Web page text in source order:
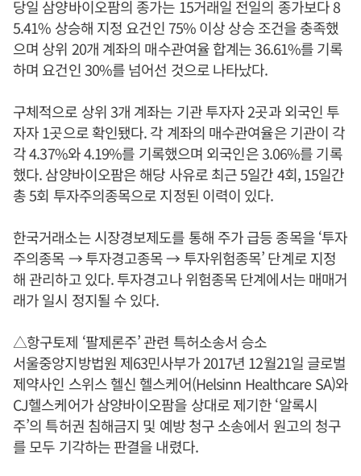
당일 삼양바이오팜의 종가는 15거래일 전일의 종가보다 8
5.41% 상승해 지정 요건인 75% 이상 상승 조건을 충족했
으며 상위 20개 계좌의 매수관여율 합계는 36.61%를 기록
하며 요건인 30%를 넘어선 것으로 나타났다.
구체적으로 상위 3개 계좌는 기관 투자자 2곳과 외국인 투
자자 1곳으로 확인됐다. 각 계좌의 매수관여율은 기관이 각
각 4.37%와 4.19%를 기록했으며 외국인은 3.06%를 기록
했다. 삼양바이오팜은 해당 사유로 최근 5일간 4회, 15일간
총 5회 투자주의종목으로 지정된 이력이 있다.
한국거래소는 시장경보제도를 통해 주가 급등 종목을 ‘투자
주의종목 → 투자경고종목 → 투자위험종목’ 단계로 지정
해 관리하고 있다. 투자경고나 위험종목 단계에서는 매매거
래가 일시 정지될 수 있다.
△항구토제 ‘팔제론주’ 관련 특허소송서 승소
서울중앙지방법원 제63민사부가 2017년 12월21일 글로벌
제약사인 스위스 헬신 헬스케어(Helsinn Healthcare SA)와
CJ헬스케어가 삼양바이오팜을 상대로 제기한 ‘알록시
주’의 특허권 침해금지 및 예방 청구 소송에서 원고의 청구
를 모두 기각하는 판결을 내렸다.